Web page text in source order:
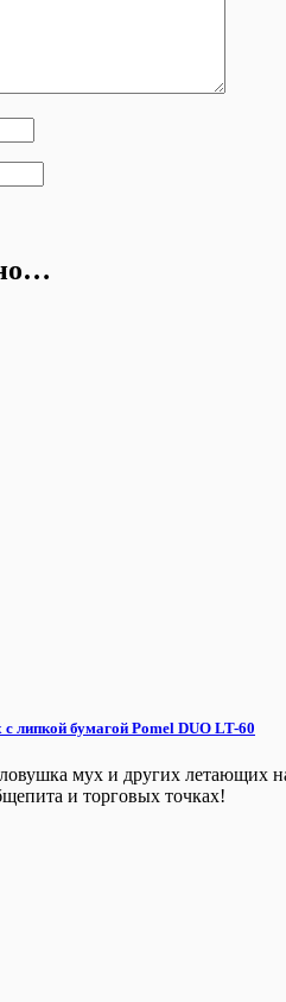
липкой бумагой Pomel DUO LT-60
мух и других
и торговых точках!